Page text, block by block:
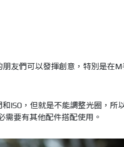
友們可以發揮創意，特別是在M
ISO，但就是不能調整光圈，所
需要有其他配件搭配使用。